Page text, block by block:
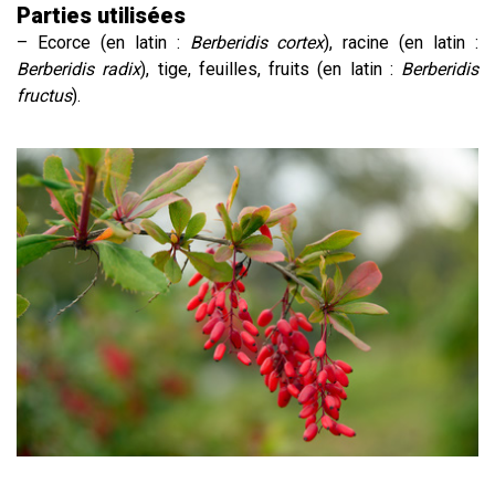
Parties utilisées
– Ecorce (en latin : Berberidis cortex), racine (en latin :
Berberidis radix), tige, feuilles, fruits (en latin : Berberidis
fructus).